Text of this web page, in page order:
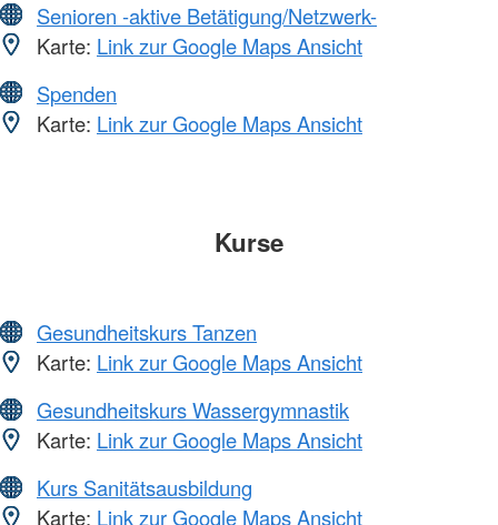
Senioren -aktive Betätigung/Netzwerk-
Karte: Link zur Google Maps Ansicht
Spenden
Karte: Link zur Google Maps Ansicht
Kurse
Gesundheitskurs Tanzen
Karte: Link zur Google Maps Ansicht
Gesundheitskurs Wassergymnastik
Karte: Link zur Google Maps Ansicht
Kurs Sanitätsausbildung
Karte: Link zur Google Maps Ansicht